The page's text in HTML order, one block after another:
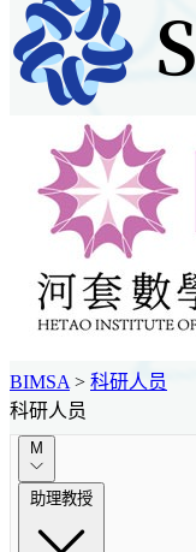
BIMSA > 科研人员
科研人员
M
助理教授